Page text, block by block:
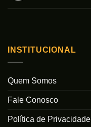
INSTITUCIONAL
Quem Somos
Fale Conosco
Política de Privacidade